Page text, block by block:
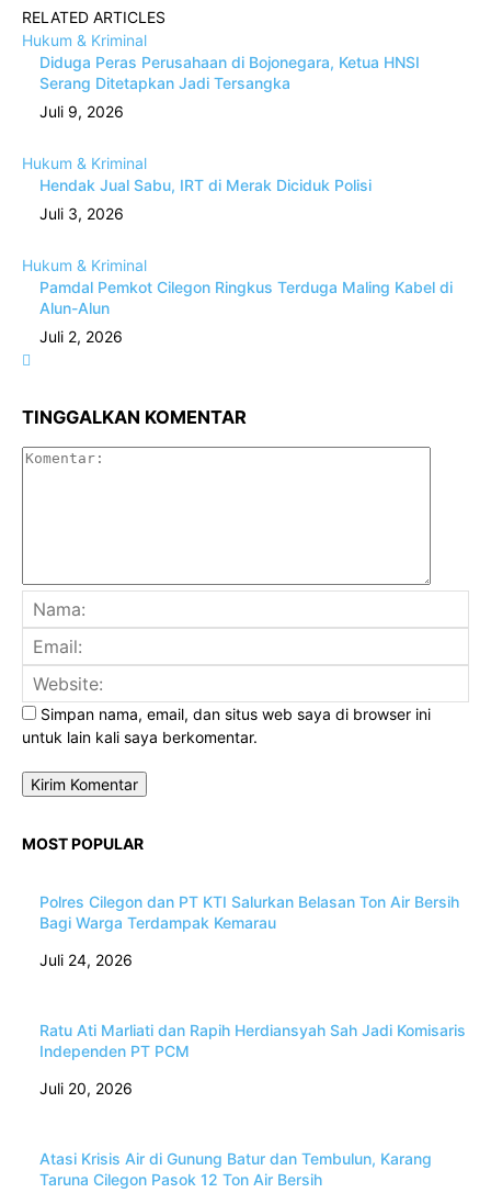
RELATED ARTICLES
Hukum & Kriminal
Diduga Peras Perusahaan di Bojonegara, Ketua HNSI
Serang Ditetapkan Jadi Tersangka
Juli 9, 2026
Hukum & Kriminal
Hendak Jual Sabu, IRT di Merak Diciduk Polisi
Juli 3, 2026
Hukum & Kriminal
Pamdal Pemkot Cilegon Ringkus Terduga Maling Kabel di
Alun-Alun
Juli 2, 2026
TINGGALKAN KOMENTAR
Simpan nama, email, dan situs web saya di browser ini
untuk lain kali saya berkomentar.
MOST POPULAR
Polres Cilegon dan PT KTI Salurkan Belasan Ton Air Bersih
Bagi Warga Terdampak Kemarau
Juli 24, 2026
Ratu Ati Marliati dan Rapih Herdiansyah Sah Jadi Komisaris
Independen PT PCM
Juli 20, 2026
Atasi Krisis Air di Gunung Batur dan Tembulun, Karang
Taruna Cilegon Pasok 12 Ton Air Bersih